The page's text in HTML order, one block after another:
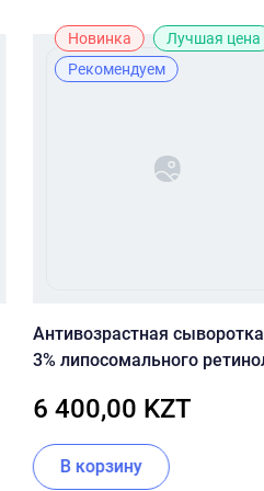
Новинка
Лучшая цена
Рекомендуем
Антивозрастная
3% липосомального
Repair Serum
6 400,00 KZT
В корзину